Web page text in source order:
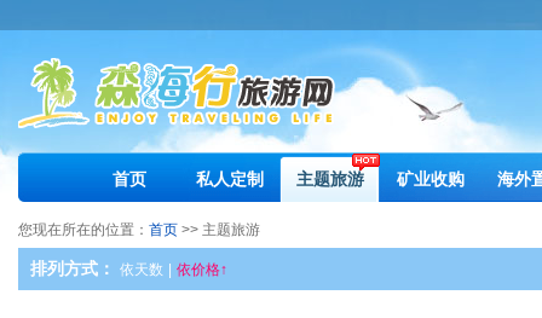
首页 私人定制 主题旅游 矿业收购 海外
您现在所在的位置： 首页 >> 主题旅游
排列方式： 依天数 依价格↑